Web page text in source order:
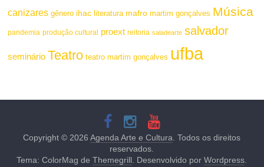
canizares gênero ihac literatura mafro martim gonçalves Música
pandemia produção cultural proext reitoria saladearte salvador
seminário Teatro teatro martim gonçalves ufba
Copyright © 2026Agenda Arte e Cultura . Todos os direitos
reservados.
Tema: ColorMag deThemegrill . Desenvolvido porWordpress